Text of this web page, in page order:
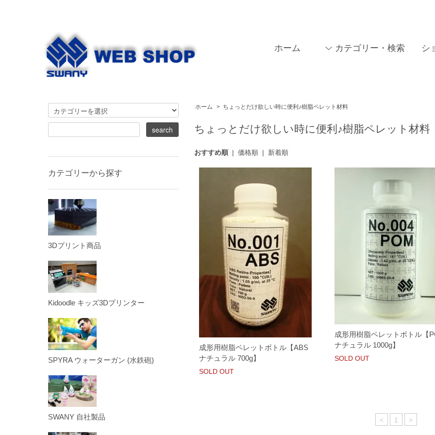
ホーム カテゴリー・検索 シ
ホーム > ちょっとだけ欲しい時に便利♪樹脂ペレット材料
ちょっとだけ欲しい時に便利♪樹脂ペレット材料
おすすめ順| 価格順| 新着順
成形用樹脂ペレットボトル【ABS
ナチュラル 700g】
SOLD OUT
成形用樹脂ペレットボトル【
ナチュラル 1000g】
SOLD OUT
< 1 >
カテゴリーから探す
3Dプリント商品
Kidoodle キッズ3Dプリンター
SPYRA ウォーターガン (水鉄砲)
SWANY 自社製品